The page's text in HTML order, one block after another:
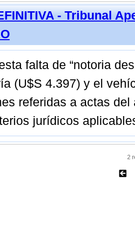
- Tribunal
falta de “notoria
(U$S 4.397) y el
referidas a actas
jurídicos
2